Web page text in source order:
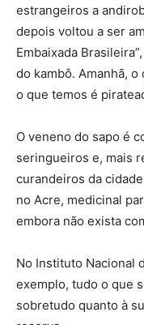
estrangeiros a
depois voltou a ser
Embaixada
do kambô. Amanhã,
o que temos é
O veneno do sapo é
seringueiros e, mais
curandeiros da
no Acre, medicinal
embora não exista
No Instituto Nacional
exemplo, tudo o que
sobretudo quanto à